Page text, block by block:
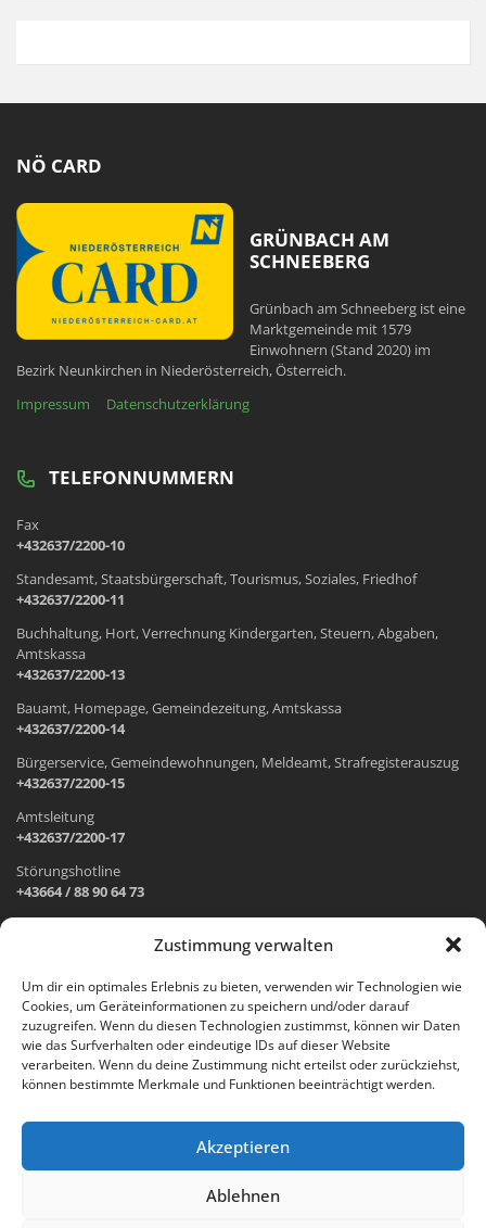
Zustimmung verwalten
Um dir ein optimales Erlebnis zu bieten, verwenden wir Technologien wie
Cookies, um Geräteinformationen zu speichern und/oder darauf
zuzugreifen. Wenn du diesen Technologien zustimmst, können wir Daten
wie das Surfverhalten oder eindeutige IDs auf dieser Website
verarbeiten. Wenn du deine Zustimmung nicht erteilst oder zurückziehst,
können bestimmte Merkmale und Funktionen beeinträchtigt werden.
Akzeptieren
Ablehnen
NÖ CARD
GRÜNBACH AM
SCHNEEBERG
Grünbach am Schneeberg ist eine
Marktgemeinde mit 1579
Einwohnern (Stand 2020) im
Bezirk Neunkirchen in Niederösterreich, Österreich.
Impressum
Datenschutzerklärung
TELEFONNUMMERN
Fax
+432637/2200-10
Standesamt, Staatsbürgerschaft, Tourismus, Soziales, Friedhof
+432637/2200-11
Buchhaltung, Hort, Verrechnung Kindergarten, Steuern, Abgaben,
Amtskassa
+432637/2200-13
Bauamt, Homepage, Gemeindezeitung, Amtskassa
+432637/2200-14
Bürgerservice, Gemeindewohnungen, Meldeamt, Strafregisterauszug
+432637/2200-15
Amtsleitung
+432637/2200-17
Störungshotline
+43664 / 88 90 64 73
Wr. Neustädter Straße 1
2733 Grünbach am Schneeberg
Öffnungszeiten Gemeindeamt:
Montag: 8.00 – 12.00 Uhr und 14.00 – 18.00 Uhr
Freitag: 8.00 – 12.00 Uhr
Email: